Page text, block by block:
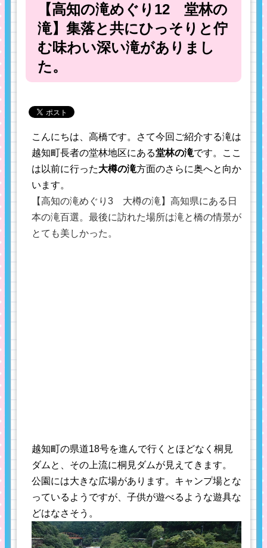
【高知の滝めぐり12 堂林の
滝】集落と共にひっそりと佇
む味わい深い滝がありまし
た。
こんにちは、高橋です。さて今回ご紹介する滝は
越知町長者の堂林地区にある堂林の滝です。ここ
は以前に行った大樽の滝方面のさらに奥へと向か
います。
【高知の滝めぐり3 大樽の滝】高知県にある日
本の滝百選。最後に訪れた場所は滝と橋の情景が
とても美しかった。
越知町の県道18号を進んで行くとほどなく桐見
ダムと、その上流に桐見ダムが見えてきます。
公園には大きな広場があります。キャンプ場とな
っているようですが、子供が遊べるような遊具な
どはなさそう。